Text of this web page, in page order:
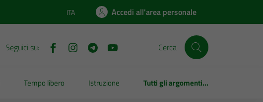
Lingua attiva:
ITA Accedi all'area personale
Seguici su: Cerca
Tempo libero Istruzione Tutti gli argomenti...